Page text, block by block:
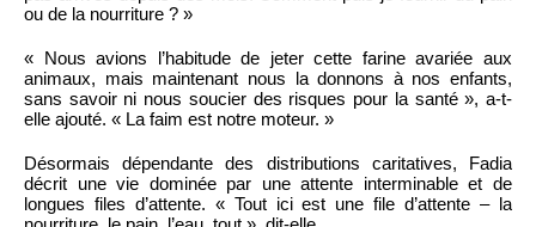
ou de la nourriture ? »
« Nous avions l’habitude de jeter cette farine avariée aux
animaux, mais maintenant nous la donnons à nos enfants,
sans savoir ni nous soucier des risques pour la santé », a-t-
elle ajouté. « La faim est notre moteur. »
Désormais dépendante des distributions caritatives, Fadia
décrit une vie dominée par une attente interminable et de
longues files d’attente. « Tout ici est une file d’attente – la